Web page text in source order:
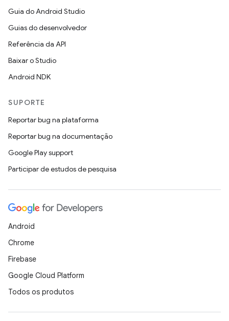
Guia do Android Studio
Guias do desenvolvedor
Referência da API
Baixar o Studio
Android NDK
SUPORTE
Reportar bug na plataforma
Reportar bug na documentação
Google Play support
Participar de estudos de pesquisa
Android
Chrome
Firebase
Google Cloud Platform
Todos os produtos